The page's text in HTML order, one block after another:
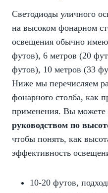
Светодиоды уличного
на высоком фонарном
освещения обычно
футов), 6 метров (20
футов), 10 метров (33
Ниже мы перечисляем
фонарного столба, как
применения. Вы можете
руководством по
чтобы понять, как
эффективность
10-20 футов,